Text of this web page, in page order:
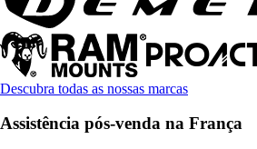
Descubra todas as nossas marcas
Assistência pós-venda na França